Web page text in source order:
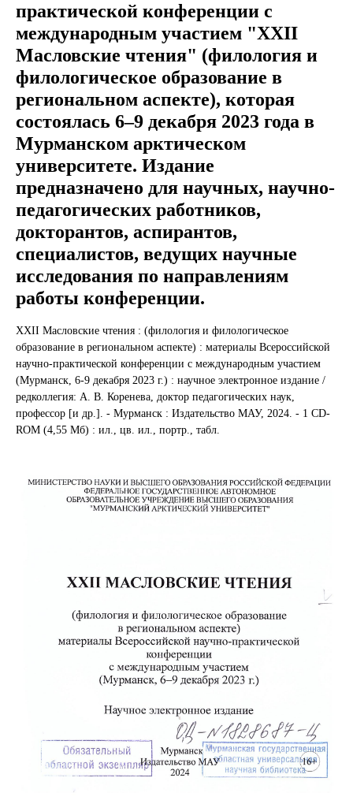
практической конференции с
международным участием "XXII
Масловские чтения" (филология и
филологическое образование в
региональном аспекте), которая
состоялась 6–9 декабря 2023 года в
Мурманском арктическом
университете. Издание
предназначено для научных, научно-
педагогических работников,
докторантов, аспирантов,
специалистов, ведущих научные
исследования по направлениям
работы конференции.
XXII Масловские чтения : (филология и филологическое
образование в региональном аспекте) : материалы Всероссийской
научно-практической конференции с международным участием
(Мурманск, 6-9 декабря 2023 г.) : научное электронное издание /
редколлегия: А. В. Коренева, доктор педагогических наук,
профессор [и др.]. - Мурманск : Издательство МАУ, 2024. - 1 CD-
ROM (4,55 Мб) : ил., цв. ил., портр., табл.